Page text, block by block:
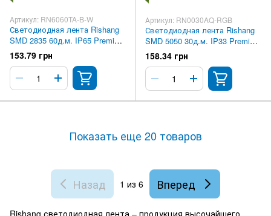
Артикул: RN6060TA-B-W
Светодиодная лента Rishang
SMD 2835 60д.м. IP65 Premium
Белая
153.79 грн
Артикул: RN0030AQ-RGB
Светодиодная лента Rishang
SMD 5050 30д.м. IP33 Premium
RGB
158.34 грн
Показать еще 20 товаров
Назад 1 из 6 Вперед